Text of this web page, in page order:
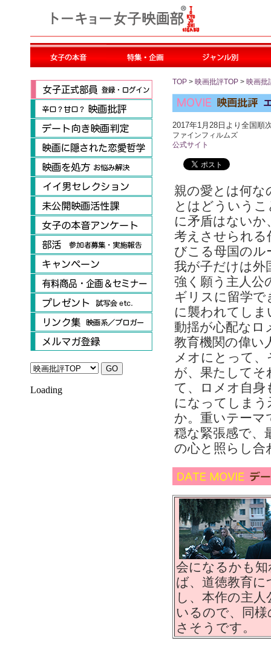
Loading
TOP > 映画批評TOP > 映画批
2017年1月28日より全国順
ファインフィルムズ
公式サイト
親の愛とは何な
とはどういう
に矛盾はない
考えさせられる
びこる母国のル
我が子だけは外
強く願う主人公
ギリスに留学
に襲われてし
動揺が心配なロ
教育機関の偉い
メオにとって
が、果たして
て、ロメオ自身
になってしま
か。重いテーマ
穏な緊張感で、
の心と照らし合
会になるかも
ば、道徳教育
し、本作の主
いるので、同
さそうです。